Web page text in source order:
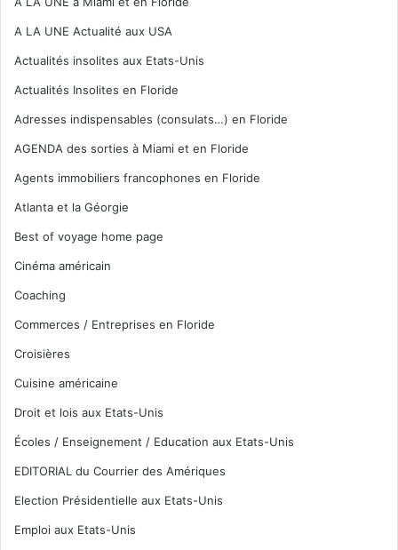
A LA UNE Actualité aux USA
Actualités insolites aux Etats-Unis
Actualités Insolites en Floride
Adresses indispensables (consulats…) en Floride
AGENDA des sorties à Miami et en Floride
Agents immobiliers francophones en Floride
Atlanta et la Géorgie
Best of voyage home page
Cinéma américain
Coaching
Commerces / Entreprises en Floride
Croisières
Cuisine américaine
Droit et lois aux Etats-Unis
Écoles / Enseignement / Education aux Etats-Unis
EDITORIAL du Courrier des Amériques
Election Présidentielle aux Etats-Unis
Emploi aux Etats-Unis